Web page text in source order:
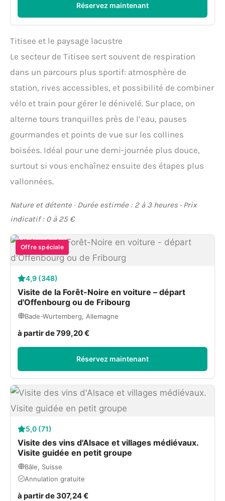
Réservez maintenant
Titisee et le paysage lacustre
Le secteur de Titisee sert souvent de respiration
dans un parcours plus sportif: atmosphère de
station, rives accessibles, et possibilité de combiner
vélo et train pour gérer le dénivelé. Sur place, on
alterne tours tranquilles près de l’eau, pauses
gourmandes et points de vue sur les collines
boisées. Idéal pour une demi-journée plus douce,
surtout si vous enchaînez ensuite des étapes plus
vallonnées.
Nature et détente · Durée estimée : 2 à 3 heures · Prix
indicatif : 0 à 25 €
Offre spéciale
4,9 (348)
Visite de la Forêt-Noire en voiture – départ
d'Offenbourg ou de Fribourg
Bade-Wurtemberg, Allemagne
à partir de 799,20 €
Réservez maintenant
5,0 (71)
Visite des vins d'Alsace et villages médiévaux.
Visite guidée en petit groupe
Bâle, Suisse
Annulation gratuite
à partir de 307,24 €